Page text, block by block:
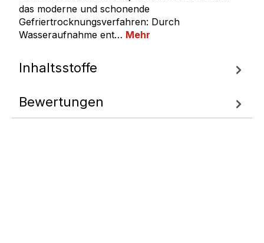
das moderne und schonende
Gefriertrocknungsverfahren: Durch
Wasseraufnahme ent… Mehr
Inhaltsstoffe
Bewertungen